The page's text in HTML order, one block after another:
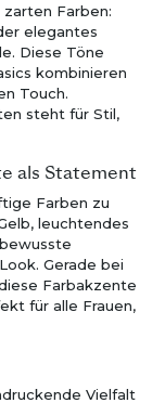
Farben:
elegantes
Diese Töne
kombinieren
Touch.
steht für Stil,
als Statement
Farben zu
leuchtendes
Gerade bei
Farbakzente
für alle Frauen,
Vielfalt